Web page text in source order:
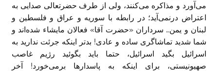
می‌آورد و مذاکره می‌کنند، ولی از طرف حضرتعالی صدايی به
اعتراض درنمی‌آید؛ در رابطه با سوریه و عراق و فلسطین و
لبنان و یمن… سرداران «حضرت آقا» فعالان مایشاء شده‌اند و
شما شدید تماشاگری ساده و عادی! بدتر اینکه جرئت ندارید به
اسرائیل بگید اسرائیل، حتما باید بگوئید رژیم غاصب
صهیونیستی، برای اینکه به پاسدارها برمی‌خورد! آخر